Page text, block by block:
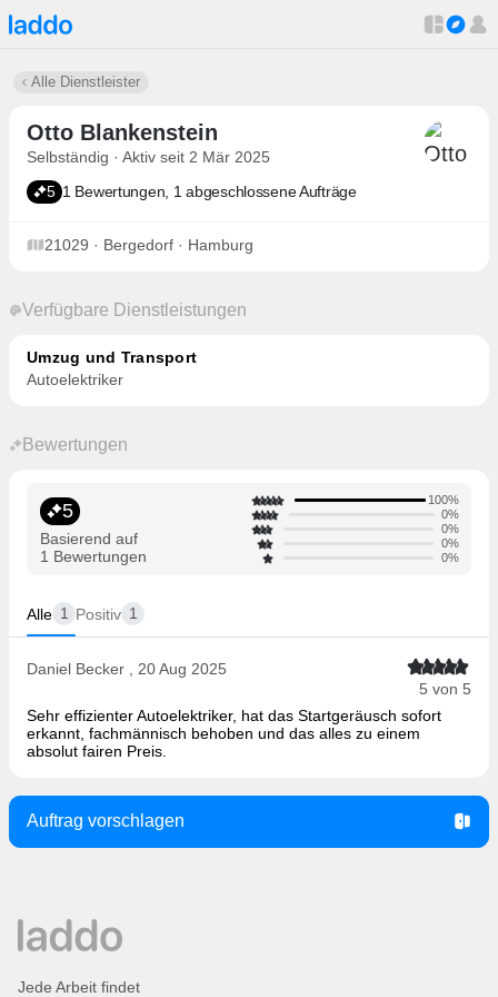
Alle Dienstleister
Otto Blankenstein
Selbständig · Aktiv seit 2 Mär 2025
5 1 Bewertungen, 1 abgeschlossene Aufträge
21029 · Bergedorf · Hamburg
Verfügbare Dienstleistungen
Umzug und Transport
Autoelektriker
Bewertungen
5
Basierend auf
1 Bewertungen
100%
0%
0%
0%
0%
Alle 1 Positiv 1
Daniel Becker , 20 Aug 2025
5 von 5
Sehr effizienter Autoelektriker, hat das Startgeräusch sofort
erkannt, fachmännisch behoben und das alles zu einem
absolut fairen Preis.
Auftrag vorschlagen
Jede Arbeit findet